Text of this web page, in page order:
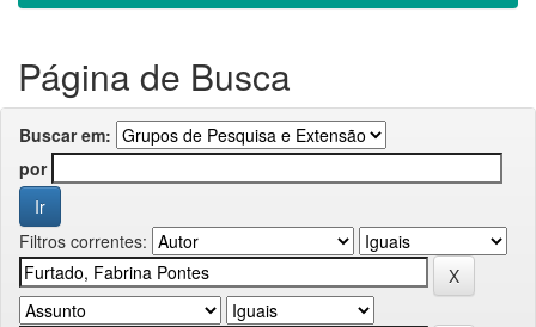
Página de Busca
Buscar em:
por
Filtros correntes: